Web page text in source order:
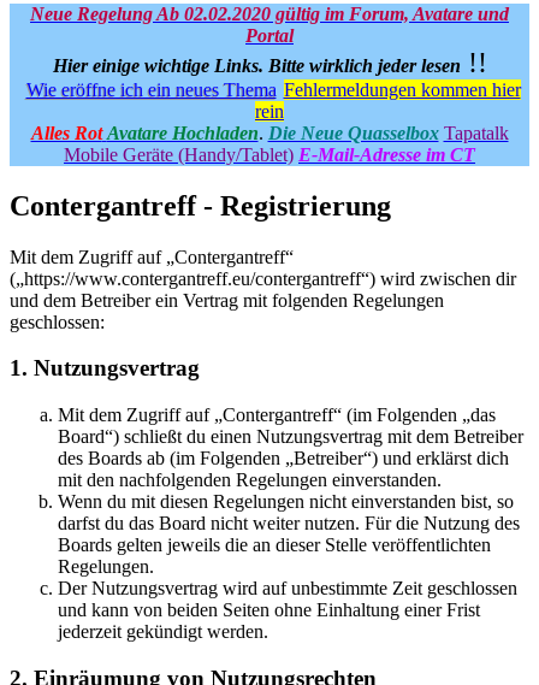
Neue Regelung Ab 02.02.2020 gültig im Forum, Avatare und
Portal
Hier einige wichtige Links. Bitte wirklich jeder lesen !!
Wie eröffne ich ein neues Thema Fehlermeldungen kommen hier
rein
Alles Rot Avatare Hochladen. Die Neue Quasselbox Tapatalk
Mobile Geräte (Handy/Tablet) E-Mail-Adresse im CT
Contergantreff - Registrierung
Mit dem Zugriff auf „Contergantreff“
(„https://www.contergantreff.eu/contergantreff“) wird zwischen dir
und dem Betreiber ein Vertrag mit folgenden Regelungen
geschlossen:
1. Nutzungsvertrag
Mit dem Zugriff auf „Contergantreff“ (im Folgenden „das
Board“) schließt du einen Nutzungsvertrag mit dem Betreiber
des Boards ab (im Folgenden „Betreiber“) und erklärst dich
mit den nachfolgenden Regelungen einverstanden.
Wenn du mit diesen Regelungen nicht einverstanden bist, so
darfst du das Board nicht weiter nutzen. Für die Nutzung des
Boards gelten jeweils die an dieser Stelle veröffentlichten
Regelungen.
Der Nutzungsvertrag wird auf unbestimmte Zeit geschlossen
und kann von beiden Seiten ohne Einhaltung einer Frist
jederzeit gekündigt werden.
2. Einräumung von Nutzungsrechten